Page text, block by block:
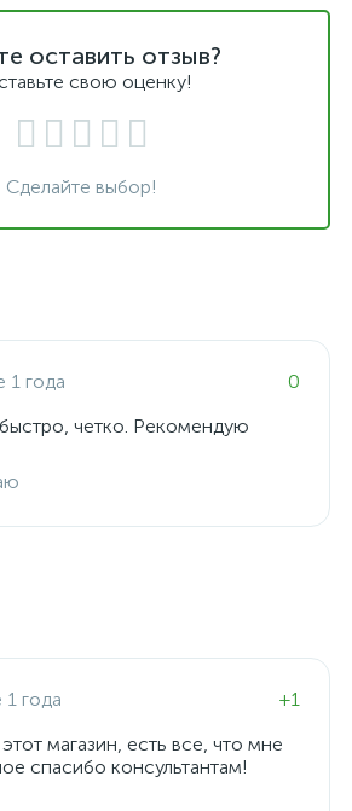
оставить отзыв?
свою оценку!
Сделайте выбор!
1 года
0
четко. Рекомендую
1 года
+1
магазин, есть все, что мне
спасибо консультантам!